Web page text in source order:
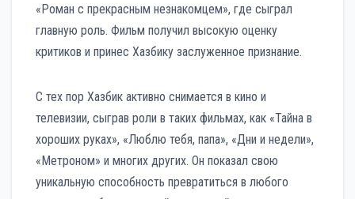
«Роман с прекрасным незнакомцем», где сыграл
главную роль. Фильм получил высокую оценку
критиков и принес Хазбику заслуженное признание.
С тех пор Хазбик активно снимается в кино и
телевизии, сыграв роли в таких фильмах, как «Тайна в
хороших руках», «Люблю тебя, папа», «Дни и недели»,
«Метроном» и многих других. Он показал свою
уникальную способность превратиться в любого